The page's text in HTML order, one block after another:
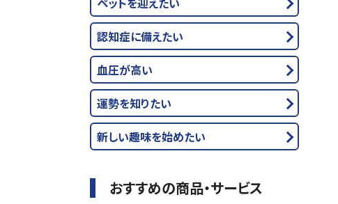
認知症に備えたい
血圧が高い
運勢を知りたい
新しい趣味を始めたい
おすすめの商品・サービス